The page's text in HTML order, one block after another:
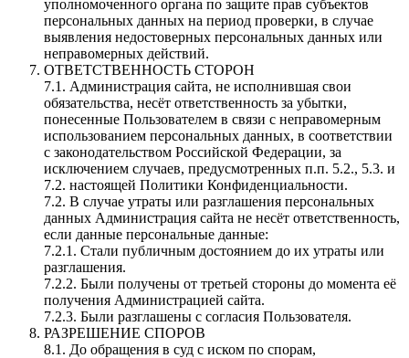
уполномоченного органа по защите прав субъектов
персональных данных на период проверки, в случае
выявления недостоверных персональных данных или
неправомерных действий.
ОТВЕТСТВЕННОСТЬ СТОРОН
7.1. Администрация сайта, не исполнившая свои
обязательства, несёт ответственность за убытки,
понесенные Пользователем в связи с неправомерным
использованием персональных данных, в соответствии
с законодательством Российской Федерации, за
исключением случаев, предусмотренных п.п. 5.2., 5.3. и
7.2. настоящей Политики Конфиденциальности.
7.2. В случае утраты или разглашения персональных
данных Администрация сайта не несёт ответственность,
если данные персональные данные:
7.2.1. Стали публичным достоянием до их утраты или
разглашения.
7.2.2. Были получены от третьей стороны до момента её
получения Администрацией сайта.
7.2.3. Были разглашены с согласия Пользователя.
РАЗРЕШЕНИЕ СПОРОВ
8.1. До обращения в суд с иском по спорам,